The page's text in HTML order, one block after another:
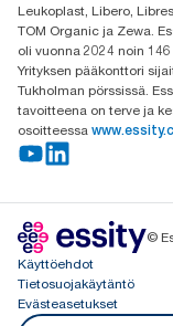
Leukoplast, Libero,
TOM Organic ja Zewa.
oli vuonna 2024 noin
Yrityksen pääkonttori
Tukholman pörssissä.
tavoitteena on terve ja
osoitteessa
©
Käyttöehdot
Tietosuojakäytäntö
Evästeasetukset